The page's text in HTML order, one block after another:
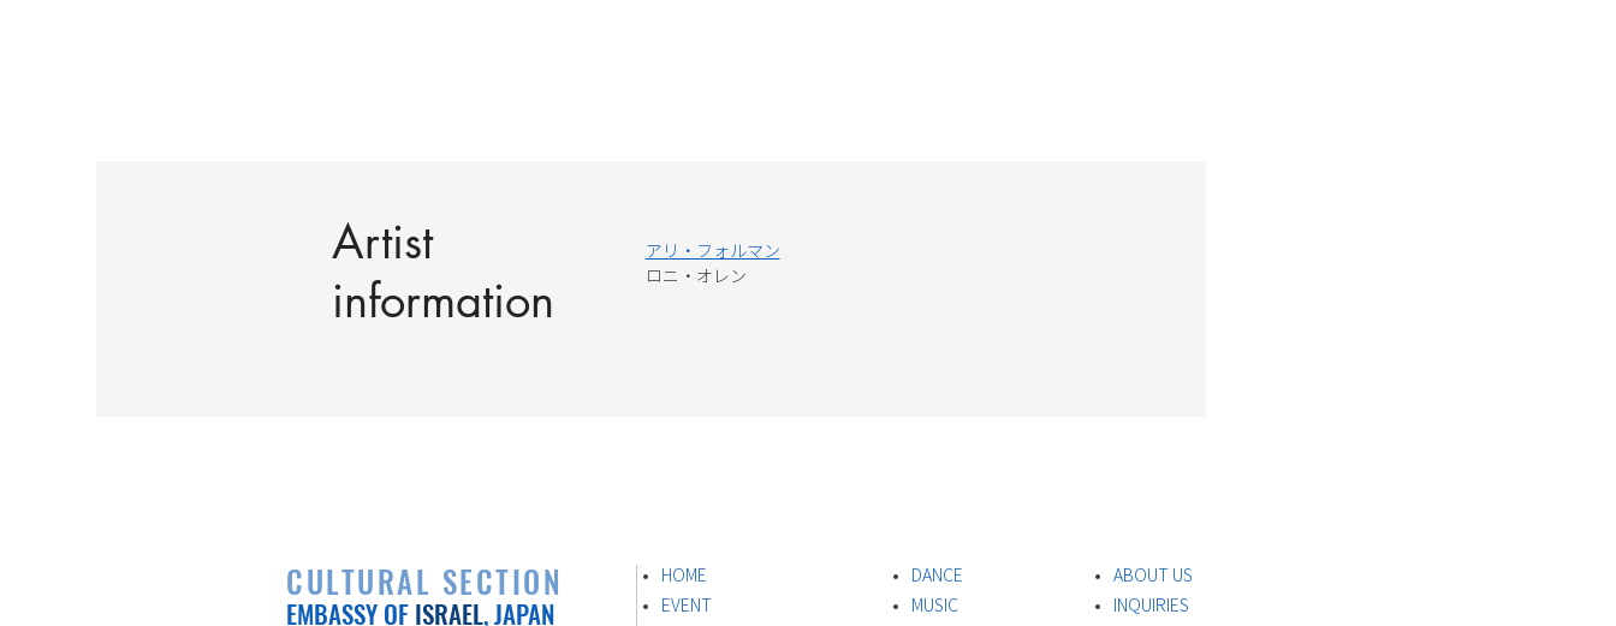
Artist
information
アリ・フォルマン
ロニ・オレン
CULTURAL SECTION
EMBASSY OFISRAEL, JAPAN
HOME
EVENT
DANCE
MUSIC
ABOUT US
INQUIRIES